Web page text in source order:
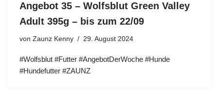
Angebot 35 – Wolfsblut Green Valley
Adult 395g – bis zum 22/09
von Zaunz Kenny 29. August 2024
#Wolfsblut #Futter #AngebotDerWoche #Hunde
#Hundefutter #ZAUNZ